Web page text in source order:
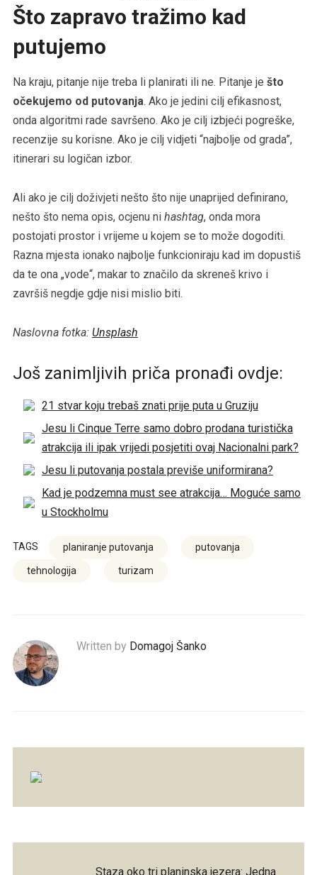
Što zapravo tražimo kad
putujemo
Na kraju, pitanje nije treba li planirati ili ne. Pitanje je što
očekujemo od putovanja. Ako je jedini cilj efikasnost,
onda algoritmi rade savršeno. Ako je cilj izbjeći pogreške,
recenzije su korisne. Ako je cilj vidjeti “najbolje od grada”,
itinerari su logičan izbor.
Ali ako je cilj doživjeti nešto što nije unaprijed definirano,
nešto što nema opis, ocjenu ni hashtag, onda mora
postojati prostor i vrijeme u kojem se to može dogoditi.
Razna mjesta ionako najbolje funkcioniraju kad im dopustiš
da te ona „vode“, makar to značilo da skreneš krivo i
završiš negdje gdje nisi mislio biti.
Naslovna fotka: Unsplash
Još zanimljivih priča pronađi ovdje:
21 stvar koju trebaš znati prije puta u Gruziju
Jesu li Cinque Terre samo dobro prodana turistička
atrakcija ili ipak vrijedi posjetiti ovaj Nacionalni park?
Jesu li putovanja postala previše uniformirana?
Kad je podzemna must see atrakcija… Moguće samo
u Stockholmu
TAGS planiranje putovanja putovanja
tehnologija turizam
Written by Domagoj Šanko
Staza oko tri planinska jezera: Jedna